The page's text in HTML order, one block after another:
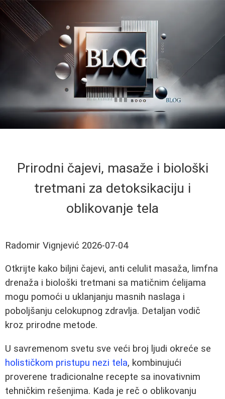
Prirodni čajevi, masaže i biološki
tretmani za detoksikaciju i
oblikovanje tela
Radomir Vignjević 2026-07-04
Otkrijte kako biljni čajevi, anti celulit masaža, limfna
drenaža i biološki tretmani sa matičnim ćelijama
mogu pomoći u uklanjanju masnih naslaga i
poboljšanju celokupnog zdravlja. Detaljan vodič
kroz prirodne metode.
U savremenom svetu sve veći broj ljudi okreće se
holističkom pristupu nezi tela, kombinujući
proverene tradicionalne recepte sa inovativnim
tehničkim rešenjima. Kada je reč o oblikovanju